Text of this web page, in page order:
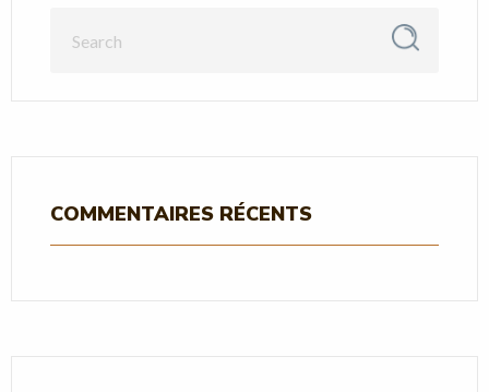
COMMENTAIRES RÉCENTS